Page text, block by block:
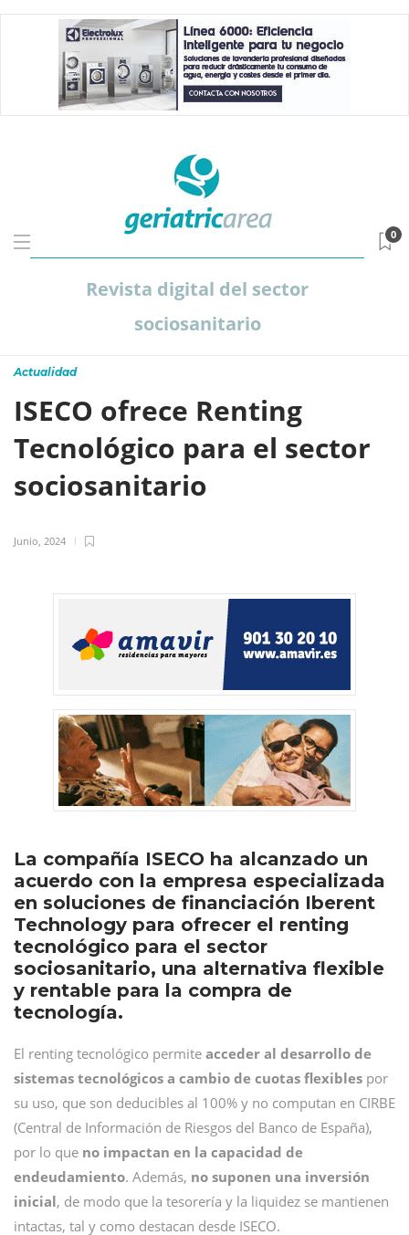
Revista digital del sector
sociosanitario
0
Actualidad
ISECO ofrece Renting
Tecnológico para el sector
sociosanitario
Junio, 2024
La compañía ISECO ha alcanzado un
acuerdo con la empresa especializada
en soluciones de financiación Iberent
Technology para ofrecer el renting
tecnológico para el sector
sociosanitario, una alternativa flexible
y rentable para la compra de
tecnología.
El renting tecnológico permite acceder al desarrollo de
sistemas tecnológicos a cambio de cuotas flexibles por
su uso, que son deducibles al 100% y no computan en CIRBE
(Central de Información de Riesgos del Banco de España),
por lo que no impactan en la capacidad de
endeudamiento. Además, no suponen una inversión
inicial, de modo que la tesorería y la liquidez se mantienen
intactas, tal y como destacan desde ISECO.